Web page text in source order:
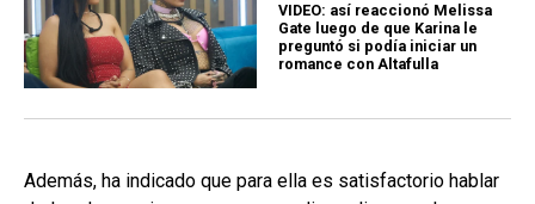
VIDEO: así reaccionó Melissa
Gate luego de que Karina le
preguntó si podía iniciar un
romance con Altafulla
Además, ha indicado que para ella es satisfactorio hablar